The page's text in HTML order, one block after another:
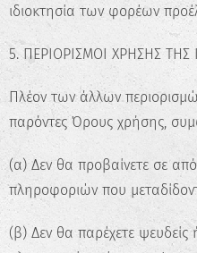
ιδιοκτησία των φορέων
5. ΠΕΡΙΟΡΙΣΜΟΙ ΧΡΗΣΗΣ ΤΗΣ
Πλέον των άλλων
παρόντες Όρους χρήσης,
(α) Δεν θα προβαίνετε σε
πληροφοριών που
(β) Δεν θα παρέχετε ψευδείς